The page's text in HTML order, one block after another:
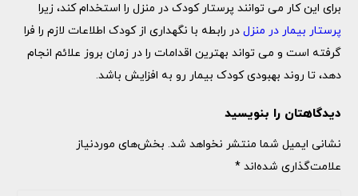
برای این کار می ‌توانند پرستار کودک در منزل را استخدام کند، زیرا
پرستار بیمار در منزل در رابطه با نگهداری از کودک اطلاعات لازم را فرا
گرفته است و می ‌تواند بهترین اقدامات را در زمان بروز علائم انجام
دهد، تا روند بهبودی کودک بیمار رو به افزایش باشد‌.
دیدگاهتان را بنویسید
نشانی ایمیل شما منتشر نخواهد شد. بخش‌های موردنیاز
علامت‌گذاری شده‌اند *